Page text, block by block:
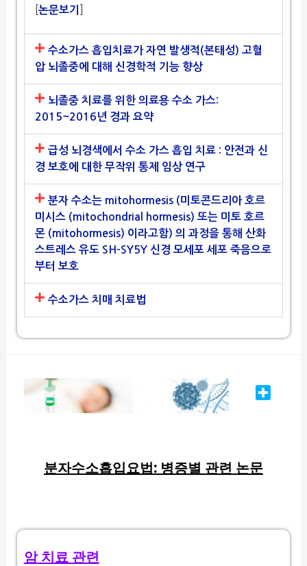
논문보기
수소가스 흡입치료가 자연 발생적(본태성) 고혈
압 뇌졸중에 대해 신경학적 기능 향상
뇌졸중 치료를 위한 의료용 수소 가스:
2015~2016년 경과 요약
급성 뇌경색에서 수소 가스 흡입 치료 : 안전과 신
경 보호에 대한 무작위 통제 임상 연구
분자 수소는 mitohormesis (미토콘드리아 호르
미시스 (mitochondrial hormesis) 또는 미토 호르
몬 (mitohormesis) 이라고함) 의 과정을 통해 산화
스트레스 유도 SH-SY5Y 신경 모세포 세포 죽음으로
부터 보호
수소가스 치매 치료법
분자수소흡입요법: 병증별 관련 논문
암 치료 관련